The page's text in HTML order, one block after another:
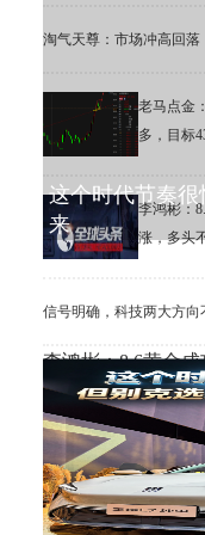
淘气天尊：市场冲高回落
老马点金
多，目标
李鸿彬：
涨，多头
信号明确，科技两大方向
这个时代节奏
来
李鸿彬：8.6黄金
头打响反攻战
黄金大涨，错过机
位割肉强！